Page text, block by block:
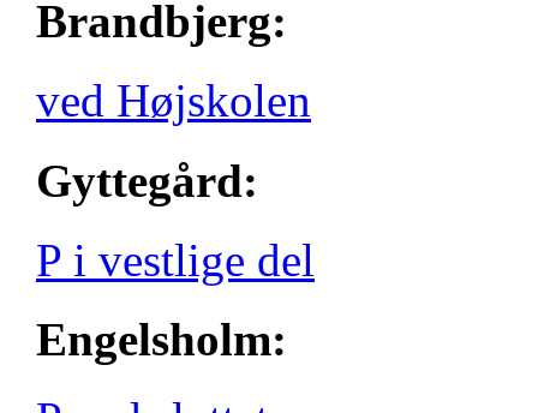
Brandbjerg:
ved Højskolen
Gyttegård:
P i vestlige del
Engelsholm: